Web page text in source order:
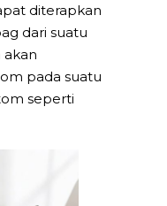
diterapkan
dari suatu
pada suatu
seperti